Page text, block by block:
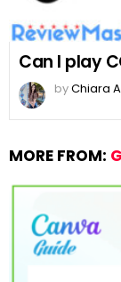
Can I play
byChiara
MORE FROM: